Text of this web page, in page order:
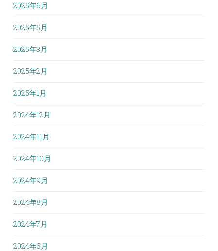
2025年6月
2025年5月
2025年3月
2025年2月
2025年1月
2024年12月
2024年11月
2024年10月
2024年9月
2024年8月
2024年7月
2024年6月